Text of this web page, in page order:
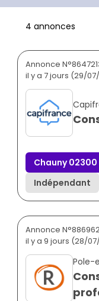
4 annonces
Annonce
il y a 7 jours (29/
Chauny 02300
Indépendant
Annonce
il y a 9 jours (28/
Pole-